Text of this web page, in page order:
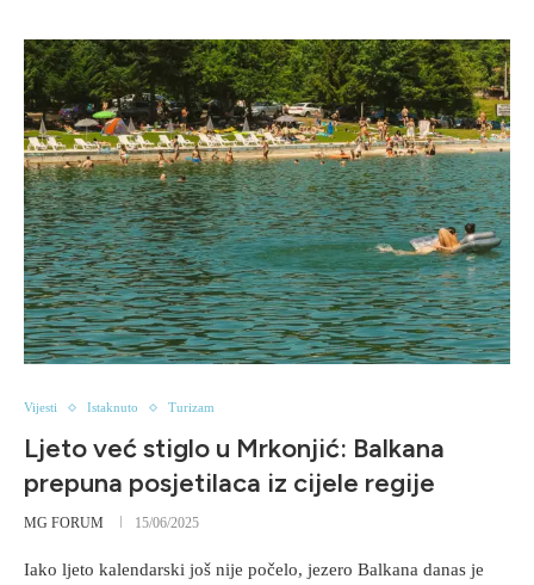
Vijesti Istaknuto Turizam
Ljeto već stiglo u Mrkonjić: Balkana
prepuna posjetilaca iz cijele regije
MG FORUM 15/06/2025
Iako ljeto kalendarski još nije počelo, jezero Balkana danas je